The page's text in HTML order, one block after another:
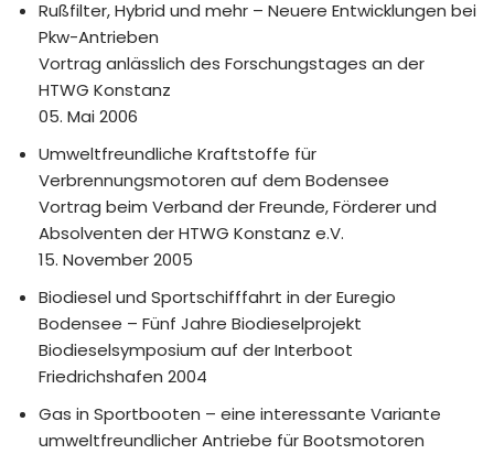
Rußfilter, Hybrid und mehr – Neuere Entwicklungen bei
Pkw-Antrieben
Vortrag anlässlich des Forschungstages an der
HTWG Konstanz
05. Mai 2006
Umweltfreundliche Kraftstoffe für
Verbrennungsmotoren auf dem Bodensee
Vortrag beim Verband der Freunde, Förderer und
Absolventen der HTWG Konstanz e.V.
15. November 2005
Biodiesel und Sportschifffahrt in der Euregio
Bodensee – Fünf Jahre Biodieselprojekt
Biodieselsymposium auf der Interboot
Friedrichshafen 2004
Gas in Sportbooten – eine interessante Variante
umweltfreundlicher Antriebe für Bootsmotoren